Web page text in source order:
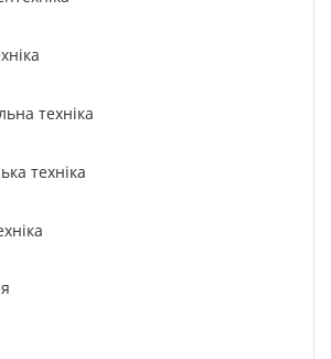
техніка
техніка